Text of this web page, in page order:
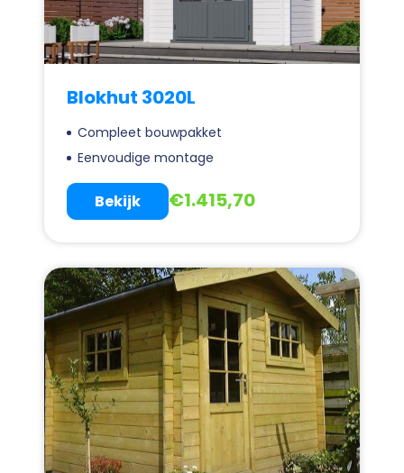
Blokhut 3020L
Compleet bouwpakket
Eenvoudige montage
€1.415,70
Bekijk